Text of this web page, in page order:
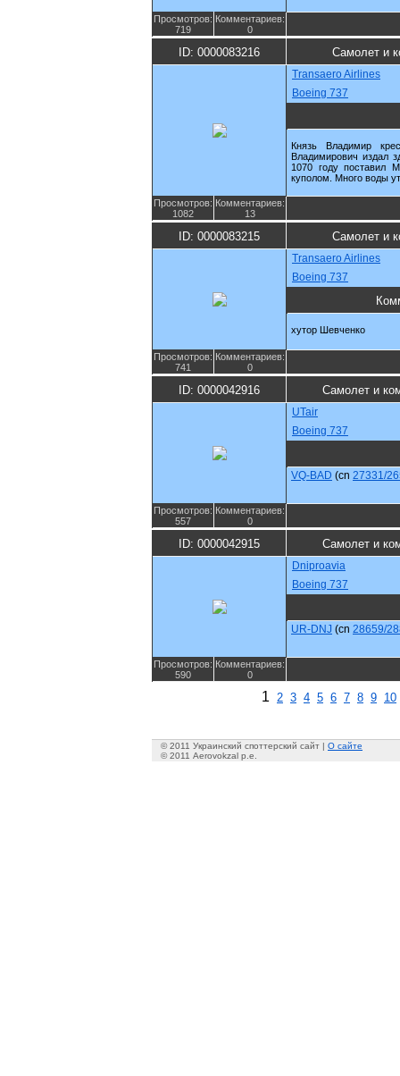
Просмотров:
719
Комментариев:
0
ID: 0000083216 Самолет и
Transaero Airlines
Boeing 737
Князь Владимир
Владимирович издал
1070 году поставил
куполом. Много воды
Просмотров:
1082
Комментариев:
13
ID: 0000083215 Самолет и
Transaero Airlines
Boeing 737
хутор Шевченко
Просмотров:
741
Комментариев:
0
ID: 0000042916 Самолет и
UTair
Boeing 737
VQ-BAD (cn 27331/
Просмотров:
557
Комментариев:
0
ID: 0000042915 Самолет и
Dniproavia
Boeing 737
UR-DNJ (cn 28659/
Просмотров:
590
Комментариев:
0
1 2 3 4 5 6 7 8 9 10
© 2011 Украинский споттерский сайт | О сайте
© 2011 Aerovokzal p.e.